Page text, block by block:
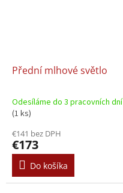
Přední mlhové světlo
Odesíláme do 3 pracovních dní
(1 ks)
€141 bez DPH
€173
Do košíka